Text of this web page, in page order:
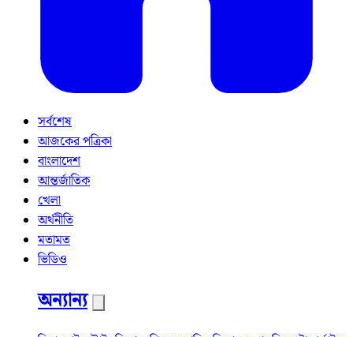
সর্বশেষ
আজকের পত্রিকা
বাংলাদেশ
আন্তর্জাতিক
খেলা
অর্থনীতি
মতামত
ভিডিও
অন্যান্য